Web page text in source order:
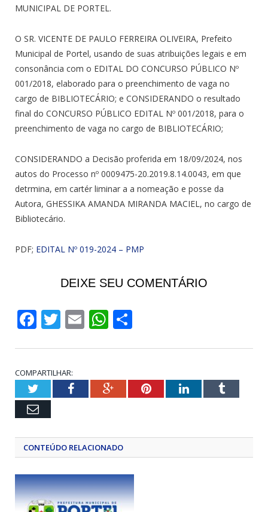
MUNICIPAL DE PORTEL.
O SR. VICENTE DE PAULO FERREIRA OLIVEIRA, Prefeito
Municipal de Portel, usando de suas atribuições legais e em
consonância com o EDITAL DO CONCURSO PÚBLICO Nº
001/2018, elaborado para o preenchimento de vaga no
cargo de BIBLIOTECÁRIO; e CONSIDERANDO o resultado
final do CONCURSO PÚBLICO EDITAL Nº 001/2018, para o
preenchimento de vaga no cargo de BIBLIOTECÁRIO;
CONSIDERANDO a Decisão proferida em 18/09/2024, nos
autos do Processo nº 0009475-20.2019.8.14.0043, em que
detrmina, em cartér liminar a a nomeação e posse da
Autora, GHESSIKA AMANDA MIRANDA MACIEL, no cargo de
Bibliotecário.
PDF; EDITAL Nº 019-2024 – PMP
DEIXE SEU COMENTÁRIO
Facebook
Twitter
EmailWhatsApp
COMPARTILHAR:
TwitterFacebookGoogle+PinterestLinkedInTumblr
Email
CONTEÚDO RELACIONADO